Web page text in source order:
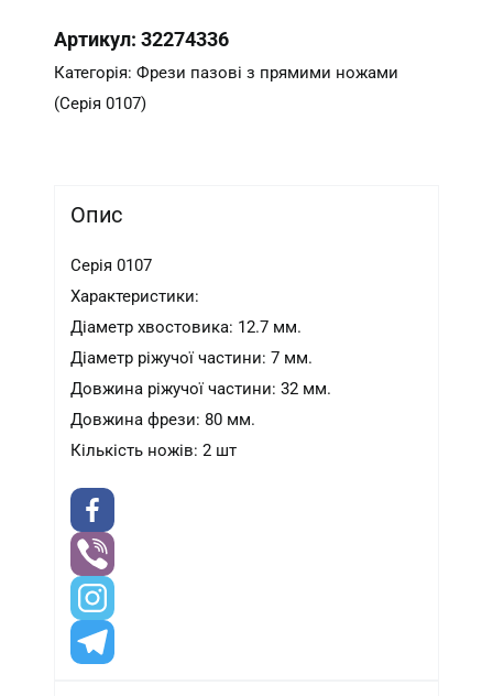
Артикул:32274336
Категорія:Фрези пазові з прямими ножами
(Серія 0107)
Опис
Серія 0107
Характеристики:
Діаметр хвостовика: 12.7 мм.
Діаметр ріжучої частини: 7 мм.
Довжина ріжучої частини: 32 мм.
Довжина фрези: 80 мм.
Кількість ножів: 2 шт